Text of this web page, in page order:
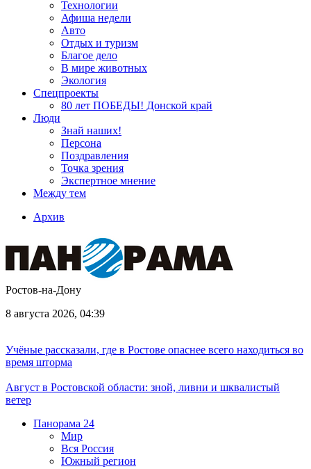
Технологии
Афиша недели
Авто
Отдых и туризм
Благое дело
В мире животных
Экология
Спецпроекты
80 лет ПОБЕДЫ! Донской край
Люди
Знай наших!
Персона
Поздравления
Точка зрения
Экспертное мнение
Между тем
Архив
Ростов-на-Дону
8 августа 2026, 04:39
Учёные рассказали, где в Ростове опаснее всего находиться во
время шторма
Август в Ростовской области: зной, ливни и шквалистый
ветер
Панорама 24
Мир
Вся Россия
Южный регион